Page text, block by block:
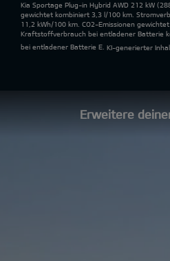
Kia Sportage Plug-in Hybrid AWD 212 kW
gewichtet kombiniert 3,3 l/100 km.
11,2 kWh/100 km. CO2-Emissionen
Kraftstoffverbrauch bei entladener Batterie
bei entladener Batterie E. KI-generierter
Erweitere